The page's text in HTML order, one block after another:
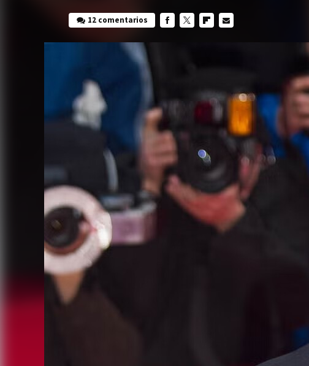
12 comentarios